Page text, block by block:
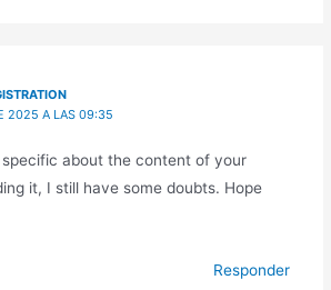
2025 A LAS 09:35
specific about the content of your
it, I still have some doubts. Hope
Responder